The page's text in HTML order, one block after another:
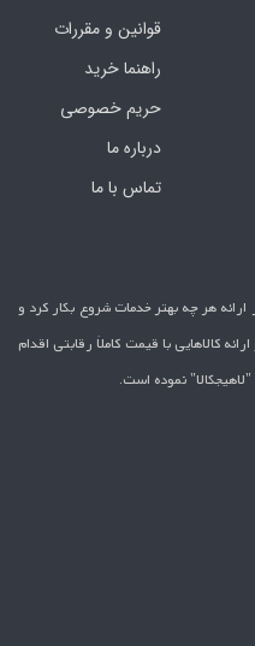
قوانین و مقررات
راهنما خرید
حریم خصوصی
درباره ما
تماس با ما
با هدف بهبود در ارائه هر چه بهتر خدمات شروع بکار کرد و
کالاهایی با قیمت کاملاَ رقابتی اقدام
نموده است.